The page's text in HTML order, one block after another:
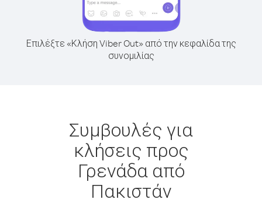
Επιλέξτε «Κλήση Viber Out» από την κεφαλίδα της
συνομιλίας
Συμβουλές για
κλήσεις προς
Γρενάδα από
Πακιστάν